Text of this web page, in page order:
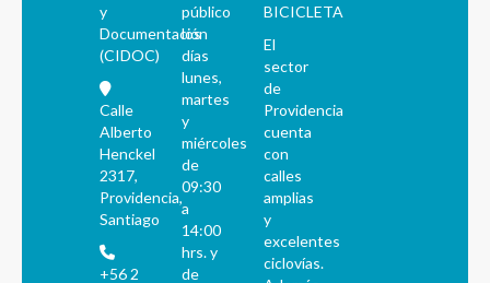
y
Documentación
(CIDOC)
Calle
Alberto
Henckel
2317,
Providencia,
Santiago
+56 2
público
los
días
lunes,
martes
y
miércoles
de
09:30
a
14:00
hrs. y
de
BICICLETA
El
sector
de
Providencia
cuenta
con
calles
amplias
y
excelentes
ciclovías.